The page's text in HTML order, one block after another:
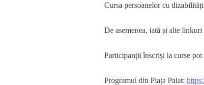
Cursa persoanelorcu dizabilități
De asemenea, iată și alte linkuri
Participanții înscriși la curse pot
Programul din Piața Palat: